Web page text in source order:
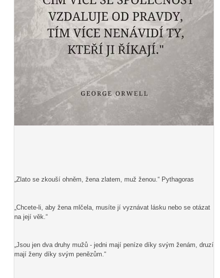
„Zlato se zkouší ohněm, žena zlatem, muž ženou.“ Pythagoras
„Chcete-li, aby žena mlčela, musíte jí vyznávat lásku nebo se otázat
na její věk.“
„Jsou jen dva druhy mužů - jedni mají peníze díky svým ženám, druzí
mají ženy díky svým penězům.“